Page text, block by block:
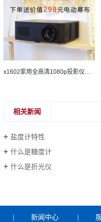
x1602家用全高清1080p投影仪超高清4K无线wifi可连手机投墙家庭影院办公培训教学投影机
相关新闻
盐度计特性
什么是糖度计
什么是折光仪
| 新闻中心 |